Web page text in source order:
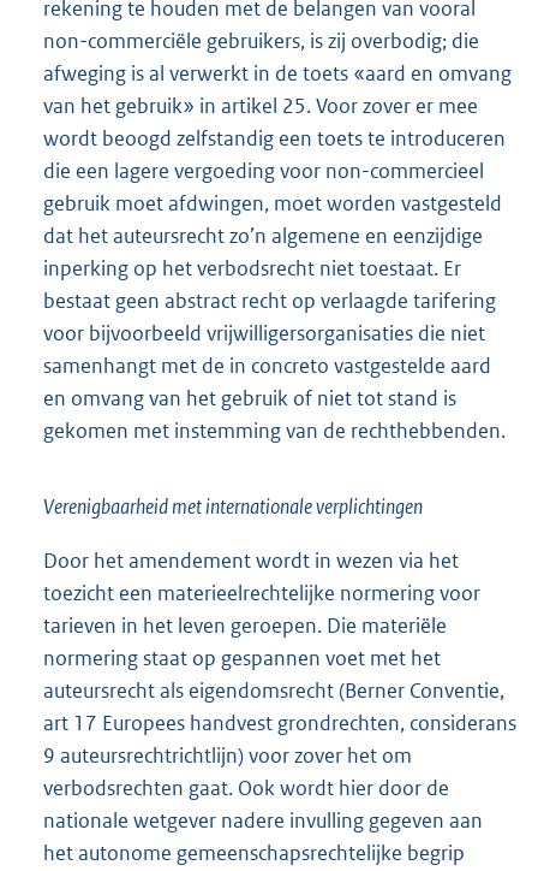
rekening te houden met de belangen van vooral
non-commerciële gebruikers, is zij overbodig; die
afweging is al verwerkt in de toets «aard en omvang
van het gebruik» in artikel 25. Voor zover er mee
wordt beoogd zelfstandig een toets te introduceren
die een lagere vergoeding voor non-commercieel
gebruik moet afdwingen, moet worden vastgesteld
dat het auteursrecht zo’n algemene en eenzijdige
inperking op het verbodsrecht niet toestaat. Er
bestaat geen abstract recht op verlaagde tarifering
voor bijvoorbeeld vrijwilligersorganisaties die niet
samenhangt met de in concreto vastgestelde aard
en omvang van het gebruik of niet tot stand is
gekomen met instemming van de rechthebbenden.
Verenigbaarheid met internationale verplichtingen
Door het amendement wordt in wezen via het
toezicht een materieelrechtelijke normering voor
tarieven in het leven geroepen. Die materiële
normering staat op gespannen voet met het
auteursrecht als eigendomsrecht (Berner Conventie,
art 17 Europees handvest grondrechten, considerans
9 auteursrechtrichtlijn) voor zover het om
verbodsrechten gaat. Ook wordt hier door de
nationale wetgever nadere invulling gegeven aan
het autonome gemeenschapsrechtelijke begrip